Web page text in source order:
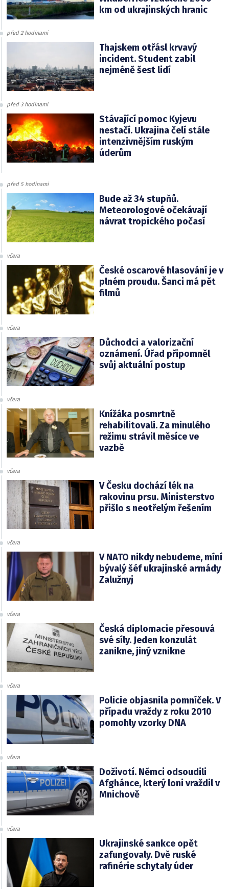
km od ukrajinských hranic
před 2 hodinami
Thajskem otřásl krvavý
incident. Student zabil
nejméně šest lidí
před 3 hodinami
Stávající pomoc Kyjevu
nestačí. Ukrajina čelí stále
intenzivnějším ruským
úderům
před 5 hodinami
Bude až 34 stupňů.
Meteorologové očekávají
návrat tropického počasí
včera
České oscarové hlasování je v
plném proudu. Šanci má pět
filmů
včera
Důchodci a valorizační
oznámení. Úřad připomněl
svůj aktuální postup
včera
Knížáka posmrtně
rehabilitovali. Za minulého
režimu strávil měsíce ve
vazbě
včera
V Česku dochází lék na
rakovinu prsu. Ministerstvo
přišlo s neotřelým řešením
včera
V NATO nikdy nebudeme, míní
bývalý šéf ukrajinské armády
Zalužnyj
včera
Česká diplomacie přesouvá
své síly. Jeden konzulát
zanikne, jiný vznikne
včera
Policie objasnila pomníček. V
případu vraždy z roku 2010
pomohly vzorky DNA
včera
Doživotí. Němci odsoudili
Afghánce, který loni vraždil v
Mnichově
včera
Ukrajinské sankce opět
zafungovaly. Dvě ruské
rafinérie schytaly úder